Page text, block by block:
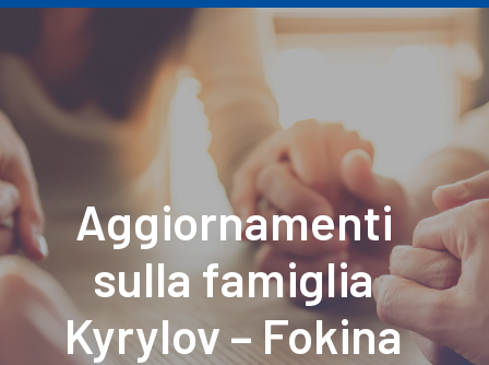
Aggiornamenti
sulla famiglia
Kyrylov – Fokina